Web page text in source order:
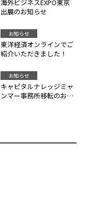
海外ビジネスEXPO東京
出展のお知らせ
お知らせ
東洋経済オンラインでご
紹介いただきました！
お知らせ
キャピタルナレッジミャ
ンマー事務所移転のお知